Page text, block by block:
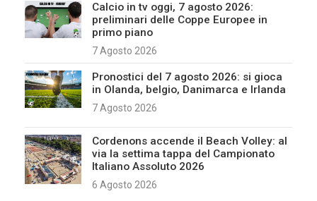
Calcio in tv oggi, 7 agosto 2026:
preliminari delle Coppe Europee in
primo piano
7 Agosto 2026
Pronostici del 7 agosto 2026: si gioca
in Olanda, belgio, Danimarca e Irlanda
7 Agosto 2026
Cordenons accende il Beach Volley: al
via la settima tappa del Campionato
Italiano Assoluto 2026
6 Agosto 2026